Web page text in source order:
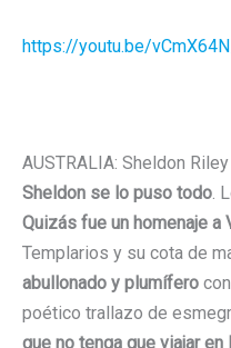
https://youtu.be/
AUSTRALIA: Sheldon
Sheldon se lo puso todo.
Quizás fue un homenaje a
Templarios y su cota de
abullonado y plumífero
poético trallazo de
que no tenga que viajar